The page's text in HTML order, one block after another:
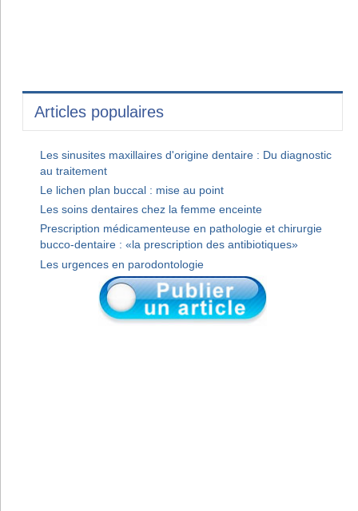
Articles populaires
Les sinusites maxillaires d'origine dentaire : Du diagnostic
au traitement
Le lichen plan buccal : mise au point
Les soins dentaires chez la femme enceinte
Prescription médicamenteuse en pathologie et chirurgie
bucco-dentaire : «la prescription des antibiotiques»
Les urgences en parodontologie